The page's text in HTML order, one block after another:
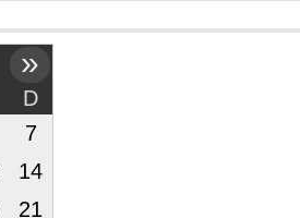
»
D
7
14
21